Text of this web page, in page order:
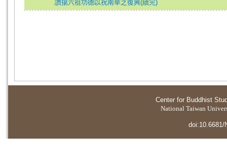
讚揚六祖功德以祝南華之復興(續完)
Center for Buddhist
National Taiwan
doi:10.6681/